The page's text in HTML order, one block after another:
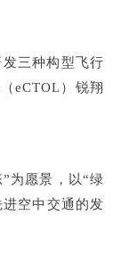
三种构型飞行
eCTOL）锐翔
为愿景，以“绿
空中交通的发